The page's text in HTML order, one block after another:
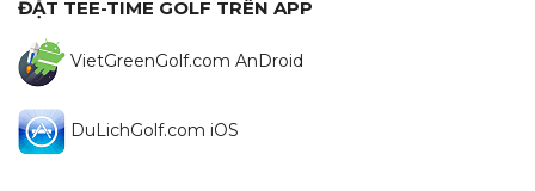
ĐẶT TEE-TIME GOLF TRÊN APP
VietGreenGolf.com AnDroid
DuLichGolf.com iOS